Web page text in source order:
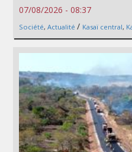
07/08/2026 - 08:37
Société, Actualité / Kasaï central,